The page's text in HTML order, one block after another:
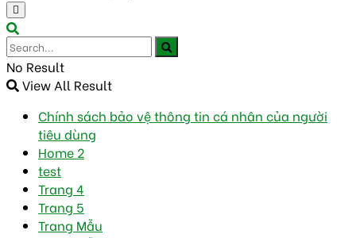
No Result
View All Result
Chính sách bảo vệ thông tin cá nhân của người
tiêu dùng
Home 2
test
Trang 4
Trang 5
Trang Mẫu